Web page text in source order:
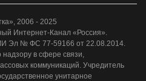
2006 - 2025
Интернет-Канал «Россия».
Эл № ФС 77-59166 от 22.08.2014.
в сфере связи,
коммуникаций. Учредитель
унитарное